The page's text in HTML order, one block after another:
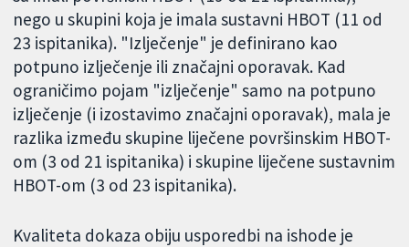
nego u skupini koja je imala sustavni HBOT (11 od
23 ispitanika). "Izlječenje" je definirano kao
potpuno izlječenje ili značajni oporavak. Kad
ograničimo pojam "izlječenje" samo na potpuno
izlječenje (i izostavimo značajni oporavak), mala je
razlika između skupine liječene površinskim HBOT-
om (3 od 21 ispitanika) i skupine liječene sustavnim
HBOT-om (3 od 23 ispitanika).
Kvaliteta dokaza obiju usporedbi na ishode je